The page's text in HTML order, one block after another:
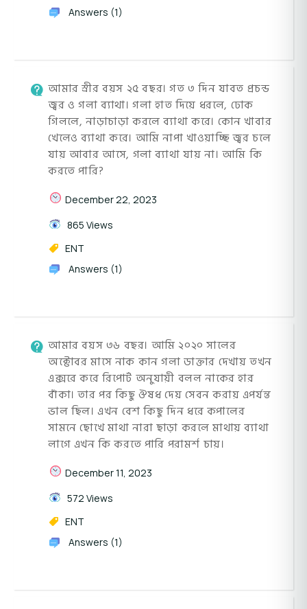
Answers (1)
আমার স্রীর বয়স ২৫ বছর। গত ৩ দিন যাবত প্রচন্ড
জ্বর ও গলা ব্যাথা। গলা হাত দিয়ে ধরলে, ঢোক
গিললে, নাড়াচাড়া করলে ব্যাথা করে। কোন খাবার
খেলেও ব্যাথা করে। আমি নাপা খাওয়াচ্ছি জ্বর চলে
যায় আবার আসে, গলা ব্যাথা যায় না। আমি কি
করতে পারি?
December 22, 2023
865 Views
ENT
Answers (1)
আমার বয়স ৩৬ বছর। আমি ২০২০ সালের
অক্টোবর মাসে নাক কান গলা ডাক্তার দেখায় তখন
এক্সরে করে রিপোর্ট অনুযায়ী বলল নাকের হার
বাঁকা। তার পর কিছু ঔষধ দেয় সেবন করায় এপর্যন্ত
ভাল ছিল। এখন বেশ কিছু দিন ধরে কপালের
সামনে ছোখে মাথা নারা ছাড়া করলে মাথায় ব্যাথা
লাগে এখন কি করতে পারি পরামর্শ চায়।
December 11, 2023
572 Views
ENT
Answers (1)